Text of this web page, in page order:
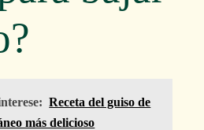
Receta del guiso de
más delicioso